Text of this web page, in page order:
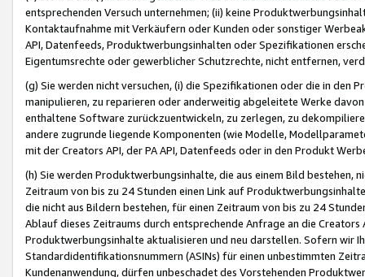
entsprechenden Versuch unternehmen; (ii) keine
Kontaktaufnahme mit Verkäufern oder Kunden oder sonstiger
API, Datenfeeds, Produktwerbungsinhalten oder Spezifikationen
Eigentumsrechte oder gewerblicher Schutzrechte, nicht entfernen,
(g) Sie werden nicht versuchen, (i) die Spezifikationen oder die in
manipulieren, zu reparieren oder anderweitig abgeleitete Werke
enthaltene Software zurückzuentwickeln, zu zerlegen, zu
andere zugrunde liegende Komponenten (wie Modelle,
mit der Creators API, der PA API, Datenfeeds oder in den Produkt
(h) Sie werden Produktwerbungsinhalte, die aus einem Bild bestehen,
Zeitraum von bis zu 24 Stunden einen Link auf
die nicht aus Bildern bestehen, für einen Zeitraum von bis zu 24
Ablauf dieses Zeitraums durch entsprechende Anfrage an die
Produktwerbungsinhalte aktualisieren und neu darstellen. Sofern wir
Standardidentifikationsnummern (ASINs) für einen unbestimmten
Kundenanwendung, dürfen unbeschadet des Vorstehenden